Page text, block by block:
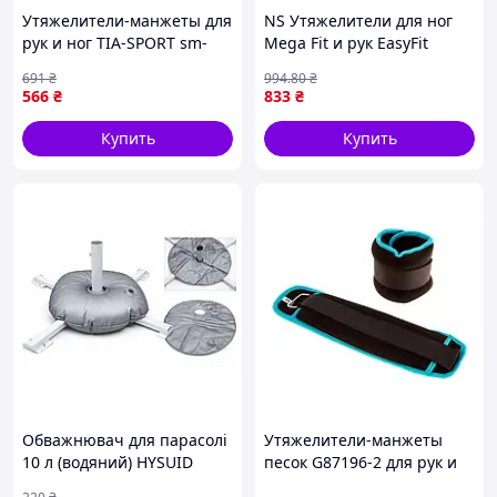
кардио-тренировках утяжелители могут
использоваться для увеличения интенсивности и
Заказывайте с доставкой по Украине сейчас!
Утяжелители-манжеты для
рук и ног TIA-SPORT sm-
566 ₴
691₴
Купить
NS Утяжелители для ног
Mega Fit и рук EasyFit
(пара) Nes22/Q
833 ₴
994.80₴
Купить
Обважнювач для парасолі
10 л (водяний) HYSUID
Утяжелители-манжеты
песок G87196-2 для рук и